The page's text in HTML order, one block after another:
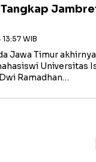
WIB
Jawa Timur
Universitas
Ramadhan…